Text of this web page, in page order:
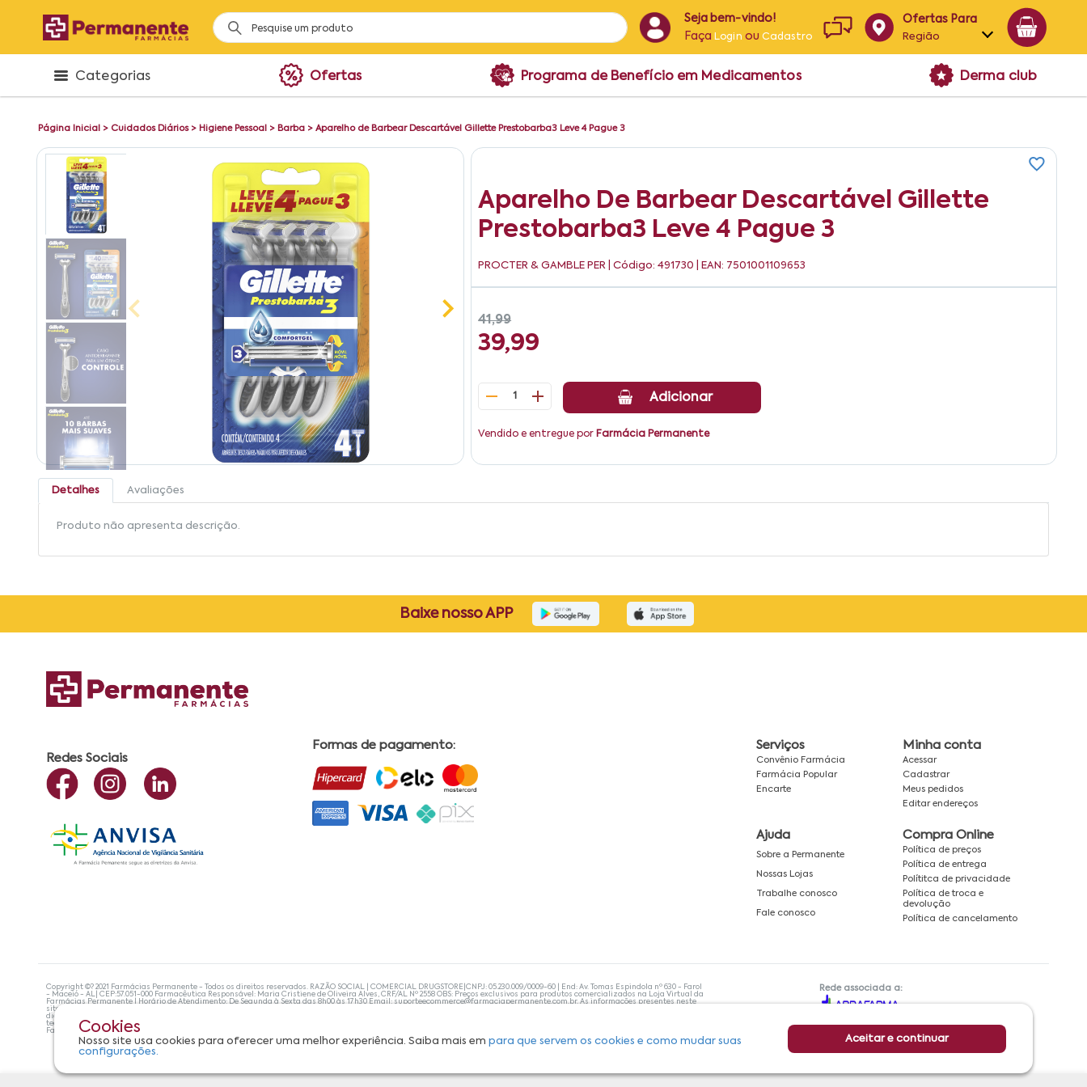
Seja bem-vindo!
Faça Login ouCadastro
Ofertas Para
Região
Alagoas
Categorias Ofertas Programa de Benefício em Medicamentos Derma club
Página Inicial > Cuidados Diários> Higiene Pessoal > Barba > Aparelho de Barbear Descartável Gillette Prestobarba3 Leve 4 Pague 3
Aparelho De Barbear Descartável Gillette
Prestobarba3 Leve 4 Pague 3
PROCTER & GAMBLE PER | Código: 491730 | EAN: 7501001109653
41,99
39,99
1 Adicionar
Vendido e entregue por Farmácia Permanente
Detalhes Avaliações
Produto não apresenta descrição.
Cookies
Nosso site usa cookies para oferecer uma melhor experiência. Saiba mais empara que servem os cookies e como mudar suas
configurações.
Aceitar e continuar
Baixe nosso APP
Redes Sociais
Formas de pagamento: Serviços
Convênio Farmácia
Farmácia Popular
Encarte
Minha conta
Acessar
Cadastrar
Meus pedidos
Editar endereços
Ajuda
Sobre a Permanente
Nossas Lojas
Trabalhe conosco
Fale conosco
Compra Online
Política de preços
Política de entrega
Polítitca de privacidade
Política de troca e
devolução
Política de cancelamento
Copyright ©? 2021 Farmácias Permanente - Todos os direitos reservados. RAZÃO SOCIAL | COMERCIAL DRUGSTORE|CNPJ: 05.230.009/0009-60 | End: Av. Tomas Espindola nº 630 - Farol
- Maceió - AL| CEP:57.051-000 Farmacêutica Responsável: Maria Cristiene de Oliveira Alves, CRF/AL Nº 2558 OBS: Preços exclusivos para produtos comercializados na Loja Virtual da
Farmácias Permanente | Horário de Atendimento: De Segunda à Sexta das 8h00 às 17h30 Email: suporteecommerce@farmaciapermanente.com.br. As informações presentes neste
site não devem ser utilizadas para automedicação e, de forma alguma, substituem as orientações de um profissional da área médica. Apenas o médico está capacitado para
diagnosticar problemas de saúde e prescrever o tratamento adequado. Se os sintomas persistirem, um médico deve ser consultado. A Farmácia Permanente trabalha com as
tecnologias mais avançadas de proteção de dados, para que você possa realizar suas compras com tranquilidade. A privacidade e a segurança dos clientes são compromissos da
Farmácias Permanente. Todos os pedidos efetuados estão sujeitos à confirmação da disponibilidade de produto em nosso estoque.
Rede associada a: